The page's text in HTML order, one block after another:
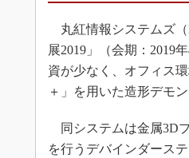
丸紅情報システムズ（
展2019」（会期：2019
資が少なく、オフィス
＋」を用いた造形デモ
同システムは金属3D
を行うデバインダース